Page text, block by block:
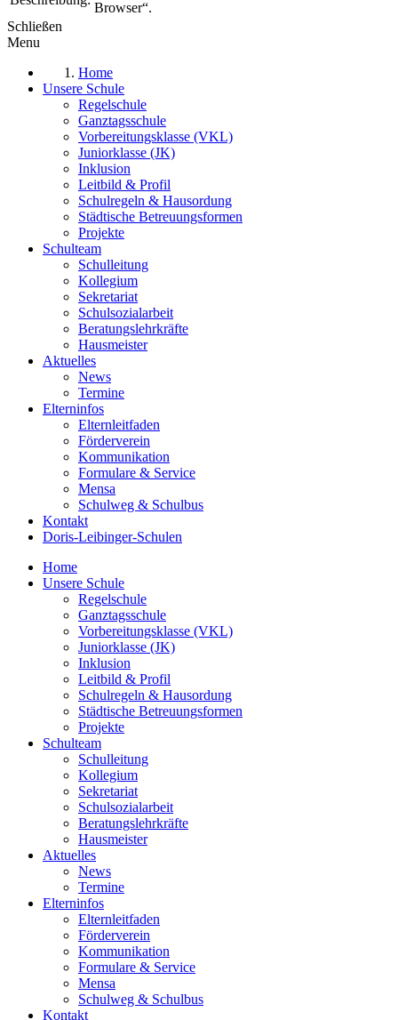
Browser“.
Schließen
Menu
Home
Unsere Schule
Regelschule
Ganztagsschule
Vorbereitungsklasse (VKL)
Juniorklasse (JK)
Inklusion
Leitbild & Profil
Schulregeln & Hausordung
Städtische Betreuungsformen
Projekte
Schulteam
Schulleitung
Kollegium
Sekretariat
Schulsozialarbeit
Beratungslehrkräfte
Hausmeister
Aktuelles
News
Termine
Elterninfos
Elternleitfaden
Förderverein
Kommunikation
Formulare & Service
Mensa
Schulweg & Schulbus
Kontakt
Doris-Leibinger-Schulen
Home
Unsere Schule
Regelschule
Ganztagsschule
Vorbereitungsklasse (VKL)
Juniorklasse (JK)
Inklusion
Leitbild & Profil
Schulregeln & Hausordung
Städtische Betreuungsformen
Projekte
Schulteam
Schulleitung
Kollegium
Sekretariat
Schulsozialarbeit
Beratungslehrkräfte
Hausmeister
Aktuelles
News
Termine
Elterninfos
Elternleitfaden
Förderverein
Kommunikation
Formulare & Service
Mensa
Schulweg & Schulbus
Kontakt